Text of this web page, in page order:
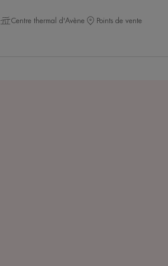
Centre thermal d'Avène Points de vente